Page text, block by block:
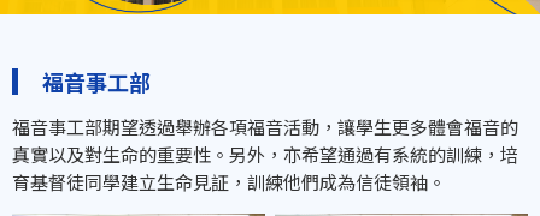
福音事工部
福音事工部期望透過舉辦各項福音活動，讓學生更多體會福音的
真實以及對生命的重要性。另外，亦希望通過有系統的訓練，培
育基督徒同學建立生命見証，訓練他們成為信徒領袖。